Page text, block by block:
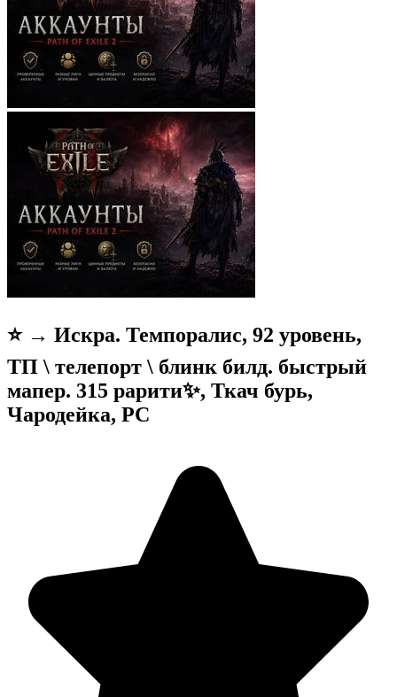
⭐ → Искра. Темпоралис, 92 уровень,
ТП \ телепорт \ блинк билд. быстрый
мапер. 315 рарити✨, Ткач бурь,
Чародейка, PC